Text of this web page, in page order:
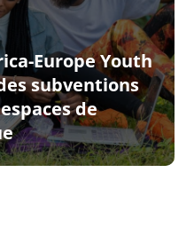
Europe Youth
subventions
de